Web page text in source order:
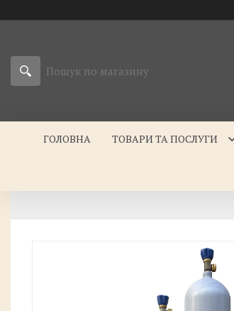
ГОЛОВНА ТОВАРИ ТА ПОСЛУГИ